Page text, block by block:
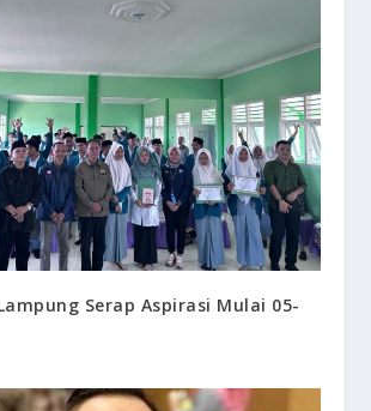
Serap Aspirasi Mulai 05-